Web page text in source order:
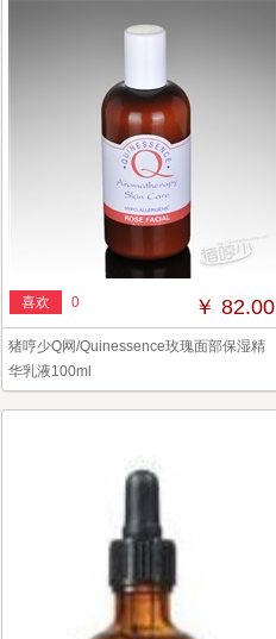
喜欢 0 ￥ 82.00
猪哼少Q网/Quinessence玫瑰面部保湿精
华乳液100ml